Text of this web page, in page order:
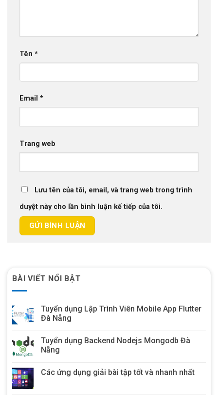
Tên *
Email *
Trang web
Lưu tên của tôi, email, và trang web trong trình
duyệt này cho lần bình luận kế tiếp của tôi.
BÀI VIẾT NỔI BẬT
Tuyển dụng Lập Trình Viên Mobile App Flutter
Đà Nẵng
Tuyển dụng Backend Nodejs Mongodb Đà
Nẵng
Các ứng dụng giải bài tập tốt và nhanh nhất